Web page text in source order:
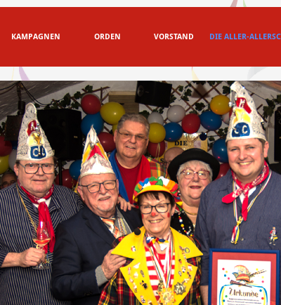
KAMPAGNEN ORDEN VORSTAND DIE ALLER-